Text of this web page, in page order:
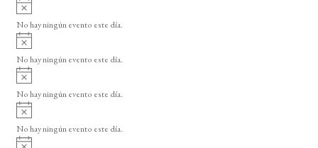
o
A
v
i
o
No hay ningún evento este día.
A
v
i
o
No hay ningún evento este día.
A
v
i
o
No hay ningún evento este día.
A
v
i
No hay ningún evento este día.
A